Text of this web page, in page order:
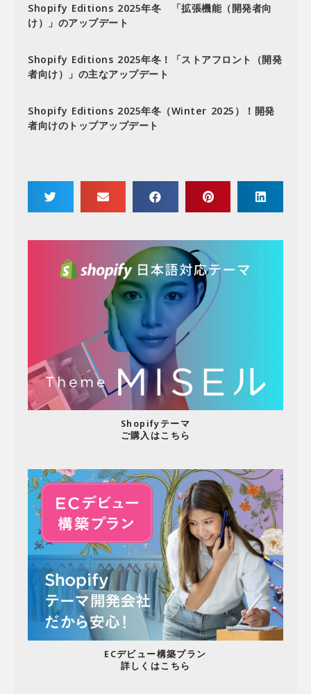
Shopify Editions 2025年冬 「拡張機能（開発者向
け）」のアップデート
Shopify Editions 2025年冬！「ストアフロント（開発
者向け）」の主なアップデート
Shopify Editions 2025年冬（Winter 2025）！開発
者向けのトップアップデート
Shopifyテーマ
ご購入はこちら
ECデビュー構築プラン
詳しくはこちら